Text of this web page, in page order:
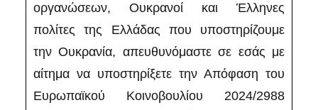
οργανώσεων, Ουκρανοί και Έλληνες
πολίτες της Ελλάδας που υποστηρίζουμε
την Ουκρανία, απευθυνόμαστε σε εσάς με
αίτημα να υποστηρίξετε την Απόφαση του
Ευρωπαϊκού Κοινοβουλίου 2024/2988